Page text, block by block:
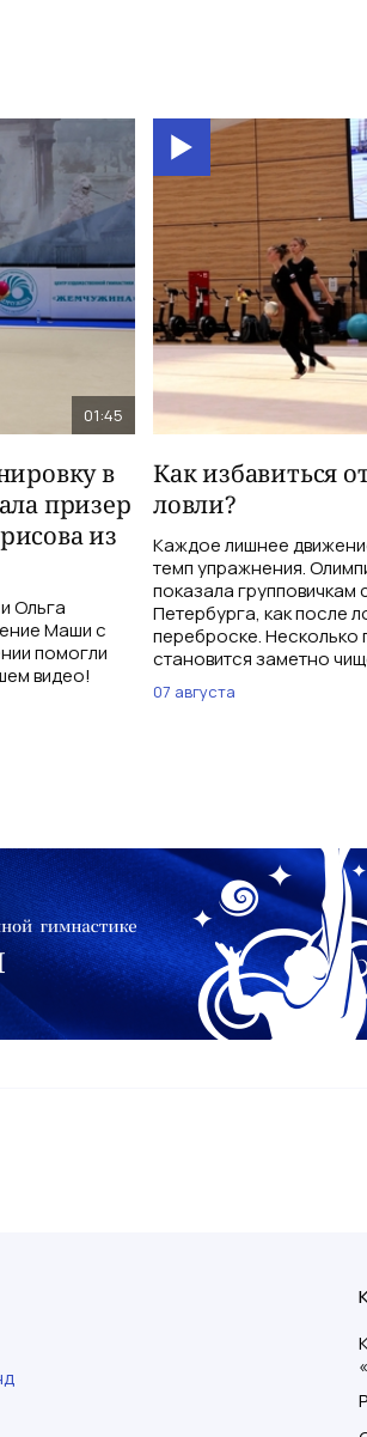
01:45
в
призер
из
Ольга
Маши с
помогли
видео!
Как избавиться
ловли?
Каждое лишнее
темп упражнения.
показала групповичкам
Петербурга, как после
переброске. Несколько
становится заметно
07 августа